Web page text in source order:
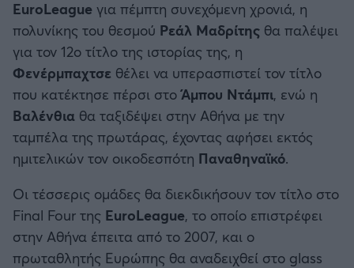
Καλαμάτα
Ηρακλής
Μπαρτσελόνα
Ρεάλ Μαδρίτης
Ατλέτικο Μαδρίτης
Μάντσεστερ Γιουνάιτεντ
EuroLeague για πέμπτη συνεχόμενη χρονιά, η
πολυνίκης του θεσμού Ρεάλ Μαδρίτης θα παλέψει
για τον 12ο τίτλο της ιστορίας της, η
Φενέρμπαχτσε θέλει να υπερασπιστεί τον τίτλο
που κατέκτησε πέρσι στοΆμπου Ντάμπι, ενώ η
Βαλένθια θα ταξιδέψει στην Αθήνα με την
ταμπέλα της πρωτάρας, έχοντας αφήσει εκτός
ημιτελικών τον οικοδεσπότη Παναθηναϊκό.
Οι τέσσερις ομάδες θα διεκδικήσουν τον τίτλο στο
Final Four της EuroLeague, το οποίο επιστρέφει
στην Αθήνα έπειτα από το 2007, και ο
πρωταθλητής Ευρώπης θα αναδειχθεί στο glass